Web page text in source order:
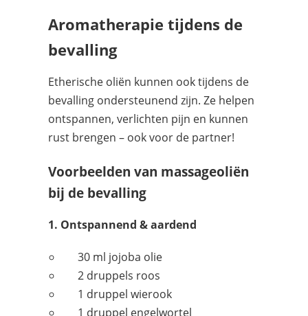
Aromatherapie tijdens de
bevalling
Etherische oliën kunnen ook tijdens de
bevalling ondersteunend zijn. Ze helpen
ontspannen, verlichten pijn en kunnen
rust brengen – ook voor de partner!
Voorbeelden van massageoliën
bij de bevalling
1. Ontspannend & aardend
30 ml jojoba olie
2 druppels roos
1 druppel wierook
1 druppel engelwortel